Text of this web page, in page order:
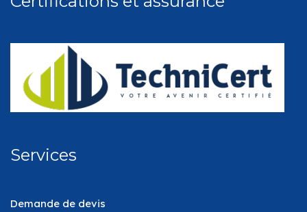
Services
Demande de devis